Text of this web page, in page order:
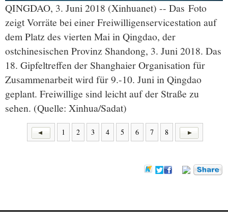
QINGDAO, 3. Juni 2018 (Xinhuanet) -- Das Foto
zeigt Vorräte bei einer Freiwilligenservicestation auf
dem Platz des vierten Mai in Qingdao, der
ostchinesischen Provinz Shandong, 3. Juni 2018. Das
18. Gipfeltreffen der Shanghaier Organisation für
Zusammenarbeit wird für 9.-10. Juni in Qingdao
geplant. Freiwillige sind leicht auf der Straße zu
sehen. (Quelle: Xinhua/Sadat)
1 2 3 4 5 6 7 8